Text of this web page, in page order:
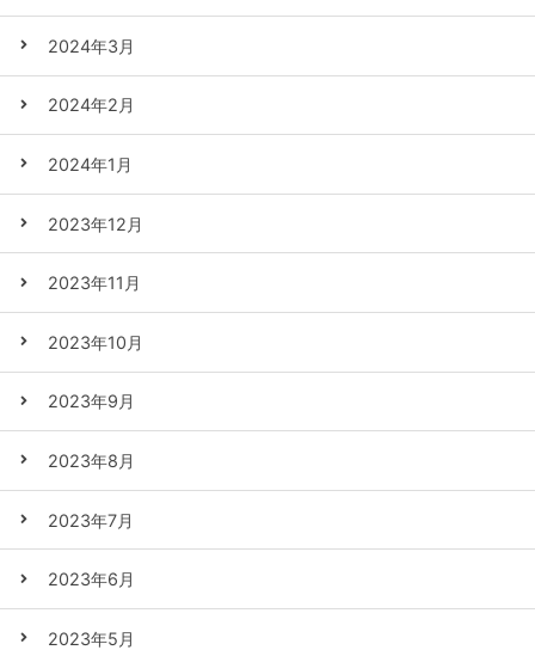
2024年3月
2024年2月
2024年1月
2023年12月
2023年11月
2023年10月
2023年9月
2023年8月
2023年7月
2023年6月
2023年5月